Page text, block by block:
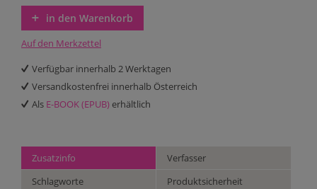
in den Warenkorb
Auf den Merkzettel
Verfügbar innerhalb 2 Werktagen
Versandkostenfrei innerhalb Österreich
Als E-BOOK (EPUB) erhältlich
Zusatzinfo
Verfasser
Schlagworte
Produktsicherheit